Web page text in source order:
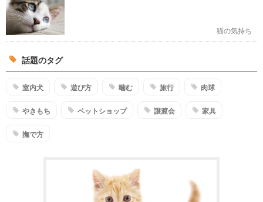
猫の気持ち
話題のタグ
室内犬 遊び方 噛む 旅行 肉球
やきもち ペットショップ 譲渡会 家具
撫で方